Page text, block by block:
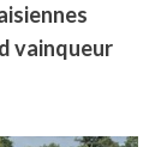
vainqueur